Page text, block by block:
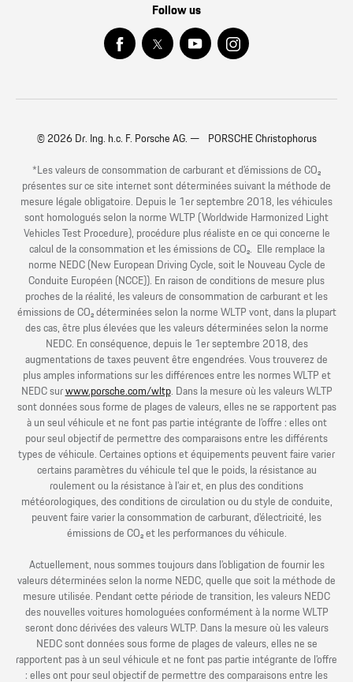
Follow us
© 2026 Dr. Ing. h.c. F. Porsche AG. — PORSCHE Christophorus
*Les valeurs de consommation de carburant et d’émissions de CO₂
présentes sur ce site internet sont déterminées suivant la méthode de
mesure légale obligatoire. Depuis le 1er septembre 2018, les véhicules
sont homologués selon la norme WLTP (Worldwide Harmonized Light
Vehicles Test Procedure), procédure plus réaliste en ce qui concerne le
calcul de la consommation et les émissions de CO₂. Elle remplace la
norme NEDC (New European Driving Cycle, soit le Nouveau Cycle de
Conduite Européen (NCCE)). En raison de conditions de mesure plus
proches de la réalité, les valeurs de consommation de carburant et les
émissions de CO₂ déterminées selon la norme WLTP vont, dans la plupart
des cas, être plus élevées que les valeurs déterminées selon la norme
NEDC. En conséquence, depuis le 1er septembre 2018, des
augmentations de taxes peuvent être engendrées. Vous trouverez de
plus amples informations sur les différences entre les normes WLTP et
NEDC surwww.porsche.com/wltp. Dans la mesure où les valeurs WLTP
sont données sous forme de plages de valeurs, elles ne se rapportent pas
à un seul véhicule et ne font pas partie intégrante de l’offre : elles ont
pour seul objectif de permettre des comparaisons entre les différents
types de véhicule. Certaines options et équipements peuvent faire varier
certains paramètres du véhicule tel que le poids, la résistance au
roulement ou la résistance à l’air et, en plus des conditions
météorologiques, des conditions de circulation ou du style de conduite,
peuvent faire varier la consommation de carburant, d’électricité, les
émissions de CO₂ et les performances du véhicule.
Actuellement, nous sommes toujours dans l’obligation de fournir les
valeurs déterminées selon la norme NEDC, quelle que soit la méthode de
mesure utilisée. Pendant cette période de transition, les valeurs NEDC
des nouvelles voitures homologuées conformément à la norme WLTP
seront donc dérivées des valeurs WLTP. Dans la mesure où les valeurs
NEDC sont données sous forme de plages de valeurs, elles ne se
rapportent pas à un seul véhicule et ne font pas partie intégrante de l’offre
: elles ont pour seul objectif de permettre des comparaisons entre les